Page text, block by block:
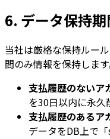
6. データ保持期
当社は厳格な保持ルー
間のみ情報を保持します
支払履歴のないア
を30日以内に永久
支払履歴のあるア
データをDB上で